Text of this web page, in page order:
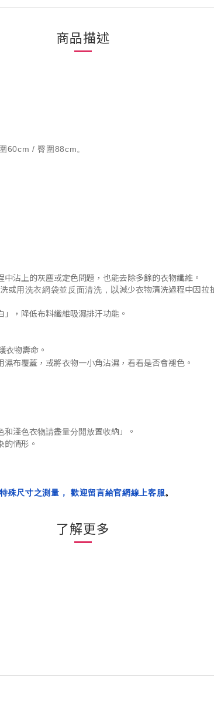
商品描述
60cm / 臀圍88cm。
中沾上的灰塵或定色問題 ， 也能去除多餘的衣物纖維。
或用洗衣網袋並反面清洗 ， 以減少衣物清洗過程中因拉
」，降低布料纖維吸濕排汗功能 。
衣物壽命。
布覆蓋，或將衣物一小角沾濕，看看是否會褪色 。
和淺色衣物請盡量分開放置收納 」 。
的情形 。
殊尺寸之測量， 歡迎留言給官網線上客服。
了解更多